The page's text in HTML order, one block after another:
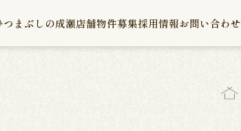
つまぶしの成瀬店舗物件募集採用情報お問い合わせ